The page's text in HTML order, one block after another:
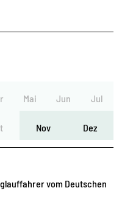
Mai Jun Jul
Nov Dez
vom Deutschen